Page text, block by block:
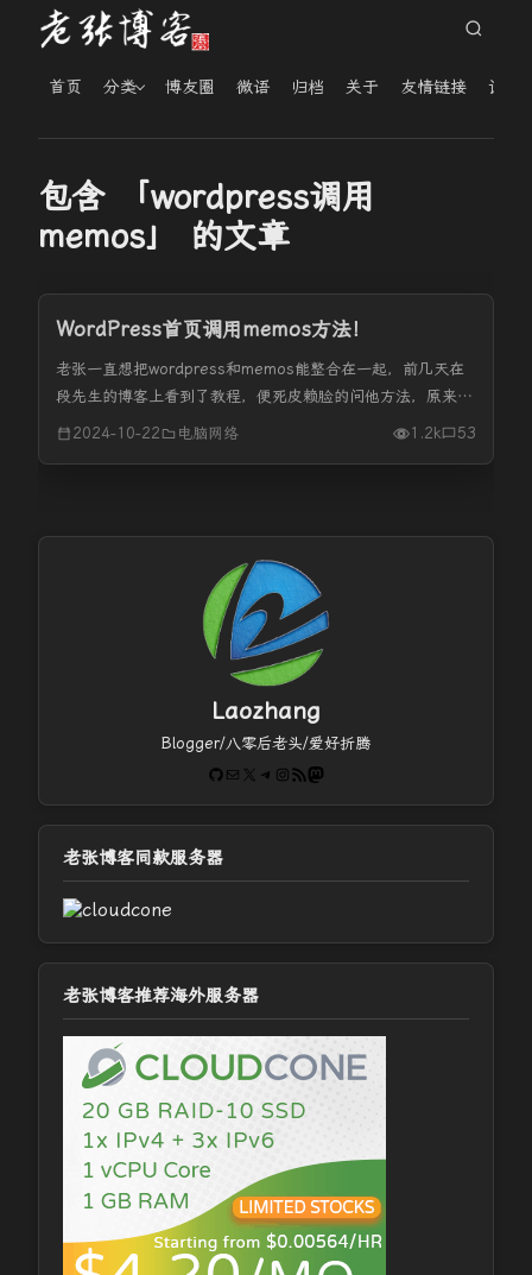
首页 分类 博友圈 微语 归档 关于 友情链接 读者
包含 「wordpress调用
memos」 的文章
WordPress首页调用memos方法！
老张一直想把wordpress和memos能整合在一起，前几天在
段先生的博客上看到了教程，便死皮赖脸的问他方法，原来是
AI搞定的。刚开始的时候是直接拿段先生的用，但是里面有一
2024-10-22 电脑网络 1.2k 53
Laozhang
Blogger/八零后老头/爱好折腾
GitHub
电子邮件 X Telegram
Instagram
RSS FeedMastodon
老张博客同款服务器
老张博客推荐海外服务器